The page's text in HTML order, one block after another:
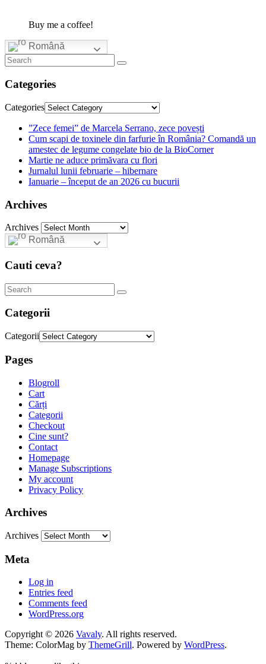
Buy me a coffee!
Română
Categories
Categories
”Zece femei” de Marcela Serrano, zece povești
Cum scapi de toxinele din farfurie în România? Comandă un
amestec de legume congelate bio de la BioCorner
Martie ne aduce primăvara cu flori
Jurnalul lunii februarie – hibernare
Ianuarie – început de an 2026 cu bucurii
Archives
Archives
Română
Cauti ceva?
Categorii
Categorii
Pages
Blogroll
Cart
Cărți
Categorii
Checkout
Cine sunt?
Contact
Homepage
Manage Subscriptions
My account
Privacy Policy
Archives
Archives
Meta
Log in
Entries feed
Comments feed
WordPress.org
Copyright © 2026 Vavaly. All rights reserved.
Theme: ColorMag by ThemeGrill. Powered by WordPress.